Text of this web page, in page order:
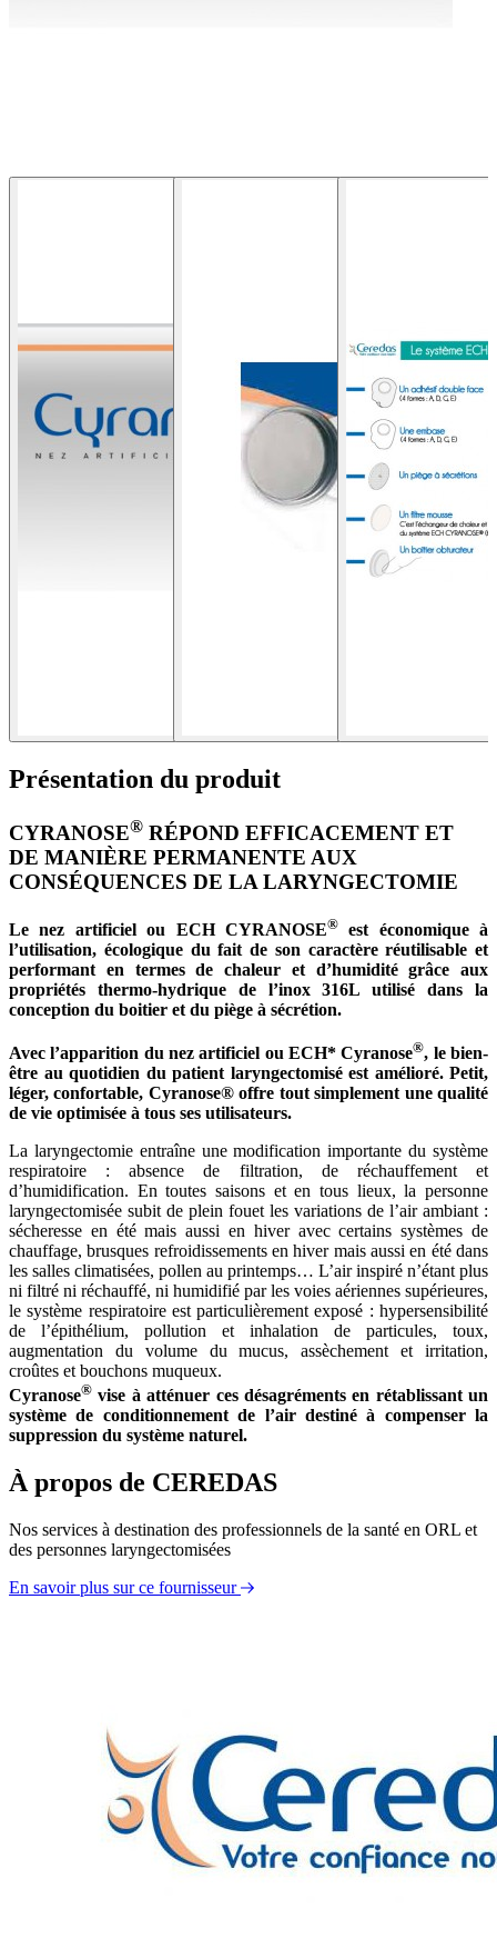
Présentation du produit
CYRANOSE® RÉPOND EFFICACEMENT ET
DE MANIÈRE PERMANENTE AUX
CONSÉQUENCES DE LA LARYNGECTOMIE
Le nez artificiel ou ECH CYRANOSE®est économique à
l’utilisation, écologique du fait de son caractère réutilisable et
performant en termes de chaleur et d’humidité grâce aux
propriétés thermo-hydrique de l’inox 316L utilisé dans la
conception du boitier et du piège à sécrétion.
Avec l’apparition du nez artificiel ou ECH* Cyranose®, le bien-
être au quotidien du patient laryngectomisé est amélioré. Petit,
léger, confortable, Cyranose® offre tout simplement une qualité
de vie optimisée à tous ses utilisateurs.
La laryngectomie entraîne une modification importante du système
respiratoire : absence de filtration, de réchauffement et
d’humidification. En toutes saisons et en tous lieux, la personne
laryngectomisée subit de plein fouet les variations de l’air ambiant :
sécheresse en été mais aussi en hiver avec certains systèmes de
chauffage, brusques refroidissements en hiver mais aussi en été dans
les salles climatisées, pollen au printemps… L’air inspiré n’étant plus
ni filtré ni réchauffé, ni humidifié par les voies aériennes supérieures,
le système respiratoire est particulièrement exposé : hypersensibilité
de l’épithélium, pollution et inhalation de particules, toux,
augmentation du volume du mucus, assèchement et irritation,
croûtes et bouchons muqueux.
Cyranose® vise à atténuer ces désagréments en rétablissant un
système de conditionnement de l’air destiné à compenser la
suppression du système naturel.
À propos de CEREDAS
Nos services à destination des professionnels de la santé en ORL et
des personnes laryngectomisées
En savoir plus sur ce fournisseur